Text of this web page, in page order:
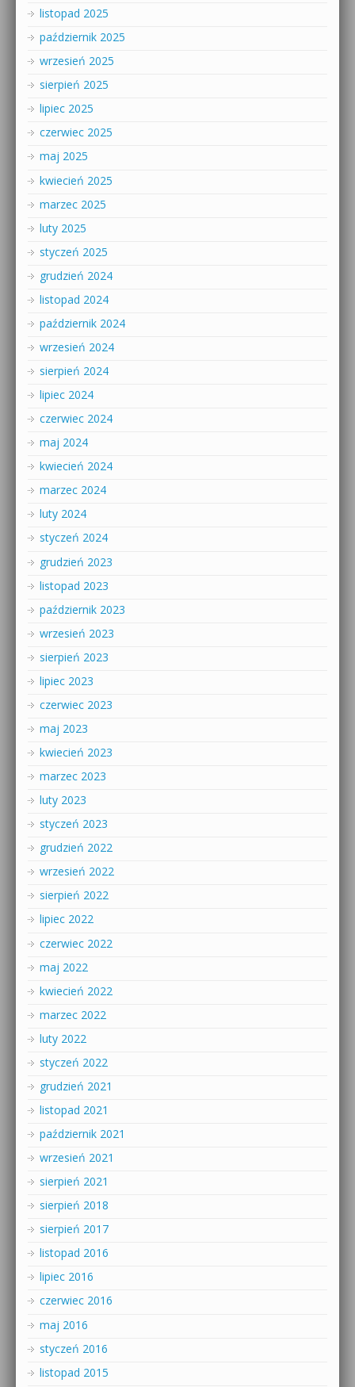
listopad 2025
październik 2025
wrzesień 2025
sierpień 2025
lipiec 2025
czerwiec 2025
maj 2025
kwiecień 2025
marzec 2025
luty 2025
styczeń 2025
grudzień 2024
listopad 2024
październik 2024
wrzesień 2024
sierpień 2024
lipiec 2024
czerwiec 2024
maj 2024
kwiecień 2024
marzec 2024
luty 2024
styczeń 2024
grudzień 2023
listopad 2023
październik 2023
wrzesień 2023
sierpień 2023
lipiec 2023
czerwiec 2023
maj 2023
kwiecień 2023
marzec 2023
luty 2023
styczeń 2023
grudzień 2022
wrzesień 2022
sierpień 2022
lipiec 2022
czerwiec 2022
maj 2022
kwiecień 2022
marzec 2022
luty 2022
styczeń 2022
grudzień 2021
listopad 2021
październik 2021
wrzesień 2021
sierpień 2021
sierpień 2018
sierpień 2017
listopad 2016
lipiec 2016
czerwiec 2016
maj 2016
styczeń 2016
listopad 2015